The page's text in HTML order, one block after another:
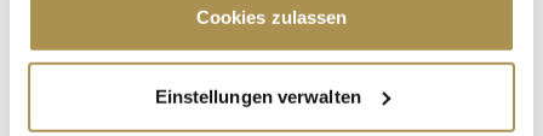
Trigger Symbol ändern oder widerrufen
Informationen über Ihre geografische Lage
Cookies zulassen
Einstellungen verwalten